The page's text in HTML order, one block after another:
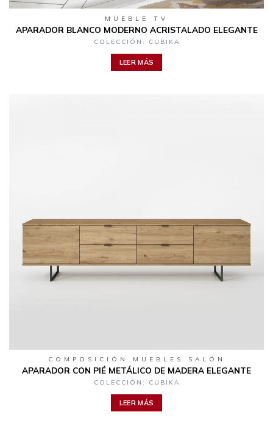
MUEBLE TV
APARADOR BLANCO MODERNO ACRISTALADO ELEGANTE
COLECCIÓN: CUBIKA
LEER MÁS
COMPOSICIÓN MUEBLES SALÓN
APARADOR CON PIÉ METÁLICO DE MADERA ELEGANTE
COLECCIÓN: CUBIKA
LEER MÁS